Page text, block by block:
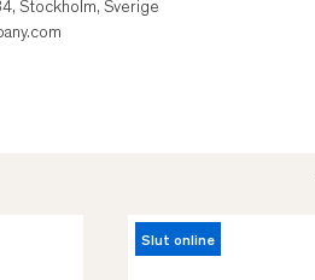
Stockholm, Sverige
Slut online